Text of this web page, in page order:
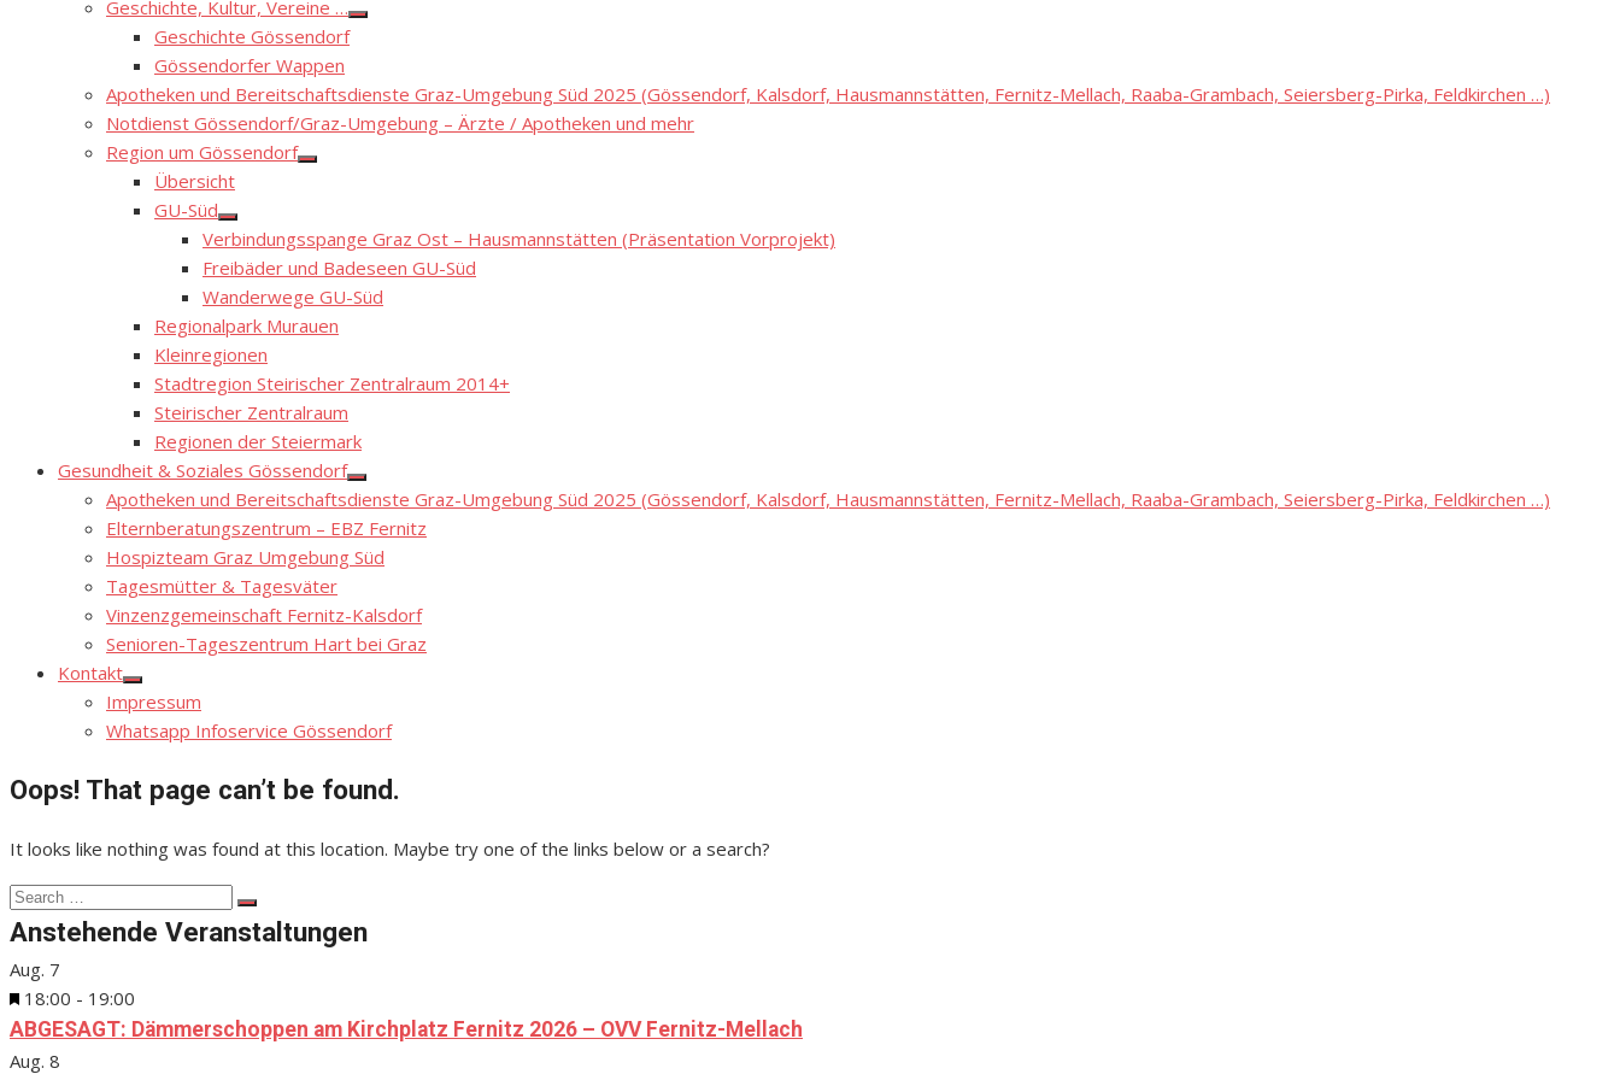
Geschichte, Kultur, Vereine …
Show
Geschichte Gössendorf
Gössendorfer Wappen
Apotheken und Bereitschaftsdienste Graz-Umgebung Süd 2025 (Gössendorf, Kalsdorf, Hausmannstätten, Fernitz-Mellach, Raaba-Grambach, Seiersberg-Pirka, Feldkirchen …)
Notdienst Gössendorf/Graz-Umgebung – Ärzte / Apotheken und mehr
Region um Gössendorf
Show
Übersicht
GU-Süd
Show
sub
menu
Verbindungsspange Graz Ost – Hausmannstätten (Präsentation Vorprojekt)
Freibäder und Badeseen GU-Süd
Wanderwege GU-Süd
Regionalpark Murauen
Kleinregionen
Stadtregion Steirischer Zentralraum 2014+
Steirischer Zentralraum
Regionen der Steiermark
Gesundheit & Soziales Gössendorf
Show
sub
menu
Apotheken und Bereitschaftsdienste Graz-Umgebung Süd 2025 (Gössendorf, Kalsdorf, Hausmannstätten, Fernitz-Mellach, Raaba-Grambach, Seiersberg-Pirka, Feldkirchen …)
Elternberatungszentrum – EBZ Fernitz
Hospizteam Graz Umgebung Süd
Tagesmütter & Tagesväter
Vinzenzgemeinschaft Fernitz-Kalsdorf
Senioren-Tageszentrum Hart bei Graz
Kontakt
Show
sub
menu
Impressum
Whatsapp Infoservice Gössendorf
Oops! That page can’t be found.
It looks like nothing was found at this location. Maybe try one of the links below or a search?
Search
for:
Search
Anstehende Veranstaltungen
Aug. 7
Hervorgehoben
18:00 - 19:00
ABGESAGT: Dämmerschoppen am Kirchplatz Fernitz 2026 – OVV Fernitz-Mellach
Aug. 8